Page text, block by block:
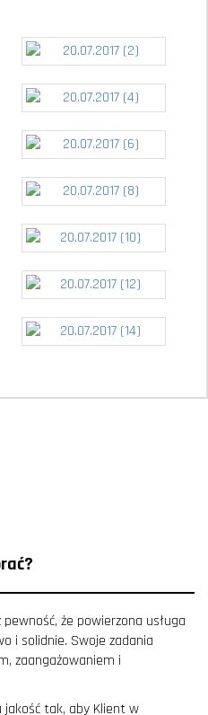
że powierzona usługa
i solidnie. Swoje zadania
zaangażowaniem i
tak, aby Klient w